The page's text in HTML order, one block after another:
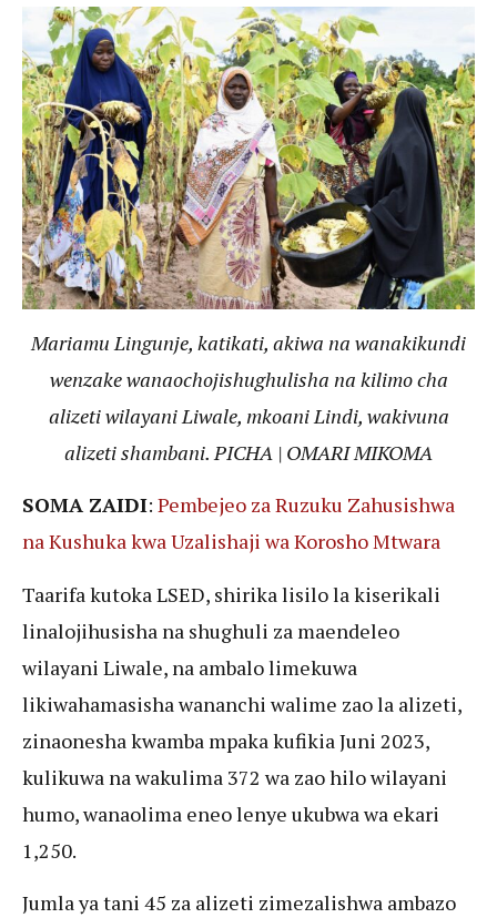
Mariamu Lingunje, katikati, akiwa na wanakikundi
wenzake wanaochojishughulisha na kilimo cha
alizeti wilayani Liwale, mkoani Lindi, wakivuna
alizeti shambani. PICHA | OMARI MIKOMA
SOMA ZAIDI: Pembejeo za Ruzuku Zahusishwa
na Kushuka kwa Uzalishaji wa Korosho Mtwara
Taarifa kutoka LSED, shirika lisilo la kiserikali
linalojihusisha na shughuli za maendeleo
wilayani Liwale, na ambalo limekuwa
likiwahamasisha wananchi walime zao la alizeti,
zinaonesha kwamba mpaka kufikia Juni 2023,
kulikuwa na wakulima 372 wa zao hilo wilayani
humo, wanaolima eneo lenye ukubwa wa ekari
1,250.
Jumla ya tani 45 za alizeti zimezalishwa ambazo